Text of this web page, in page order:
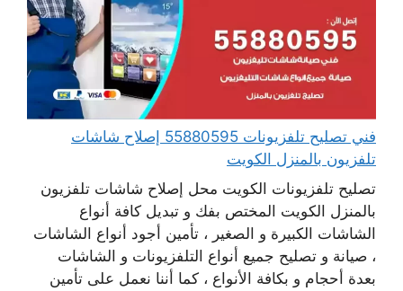
فني تصليح تلفزيونات 55880595 إصلاح شاشات
تلفزيون بالمنزل الكويت
تصليح تلفزيونات الكويت محل إصلاح شاشات تلفزيون
بالمنزل الكويت المختص بفك و تبديل كافة أنواع
الشاشات الكبيرة و الصغير ، تأمين أجود أنواع الشاشات
، صيانة و تصليح جميع أنواع التلفزيونات و الشاشات
بعدة أحجام و بكافة الأنواع ، كما أننا نعمل على تأمين